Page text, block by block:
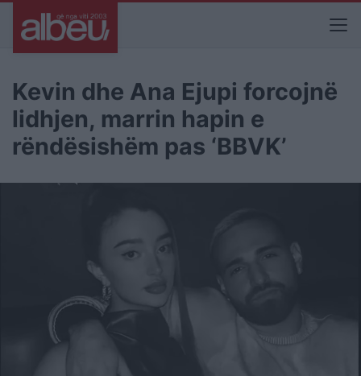
Kevin dhe Ana Ejupi forcojnë
lidhjen, marrin hapin e
rëndësishëm pas ‘BBVK’